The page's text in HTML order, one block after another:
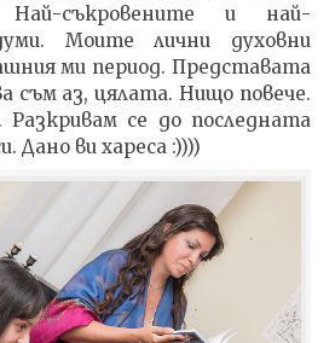
Най-съкровените и най-
Моите лични духовни
ми период. Представата
съм аз, цялата. Нищо повече.
се до последната
Дано ви хареса :))))